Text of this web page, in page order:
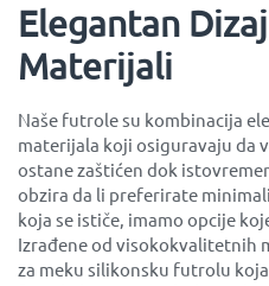
Elegantan
Materijali
Naše futrole su kombinacija
materijala koji osiguravaju da
ostane zaštićen dok
obzira da li preferirate
koja se ističe, imamo opcije
Izrađene od visokokvalitetnih
za meku silikonsku futrolu